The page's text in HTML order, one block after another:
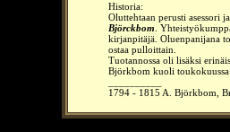
Historia:
Oluttehtaan perusti asessori
Björckbom .
kirjanpitäjä. Oluenpanijana
ostaa pulloittain.
Tuotannossa oli lisäksi
Björkbom kuoli
1794 - 1815 A. Björkbom,